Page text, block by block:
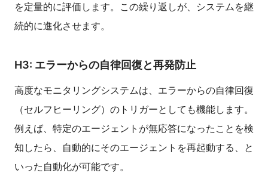
を定量的に評価します。この繰り返しが、システムを継
続的に進化させます。
H3: エラーからの自律回復と再発防止
高度なモニタリングシステムは、エラーからの自律回復
（セルフヒーリング）のトリガーとしても機能します。
例えば、特定のエージェントが無応答になったことを検
知したら、自動的にそのエージェントを再起動する、と
いった自動化が可能です。